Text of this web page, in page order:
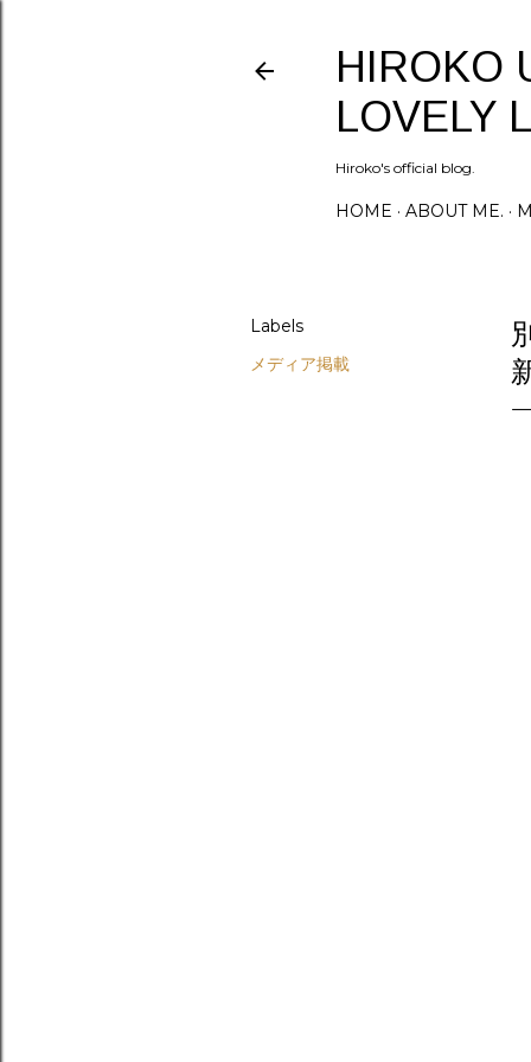
HIROKO
LOVELY
Hiroko's official blog.
HOME ABOUT ME.
Labels
メディア掲載